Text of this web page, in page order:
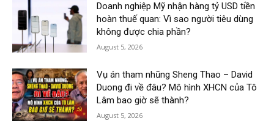
Doanh nghiệp Mỹ nhận hàng tỷ USD tiền
hoàn thuế quan: Vì sao người tiêu dùng
không được chia phần?
August 5, 2026
Vụ án tham nhũng Sheng Thao – David
Duong đi về đâu? Mô hình XHCN của Tô
Lâm bao giờ sẽ thành?
August 5, 2026